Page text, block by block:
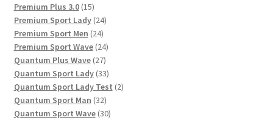
Produkte
Premium Plus 3.0 1515
Produkte
Premium Sport Lady 2424
Premium Sport Men 2424
Produkte
Premium Sport Wave 2424
Produkte
Quantum Plus Wave 2727
Produkte
Quantum Sport Lady 3333
Produkte
Quantum Sport Lady Test 22
Quantum Sport Man 3232
Produkte
Quantum Sport Wave 3030